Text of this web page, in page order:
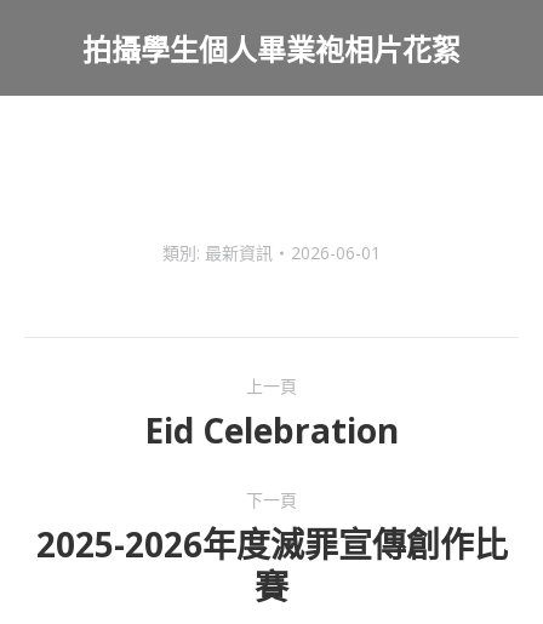
拍攝學生個人畢業袍相片花絮
You are here:
類別: 最新資訊 2026-06-01
navigation
上一頁
Previous
Eid Celebration
下一頁
下
一
2025-2026年度滅罪宣傳創作比
賽